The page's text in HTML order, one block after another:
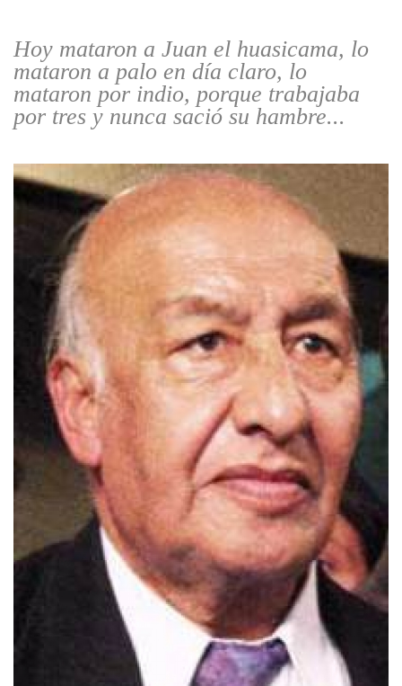
Hoy mataron a Juan el huasicama, lo
mataron a palo en día claro, lo
mataron por indio, porque trabajaba
por tres y nunca sació su hambre...